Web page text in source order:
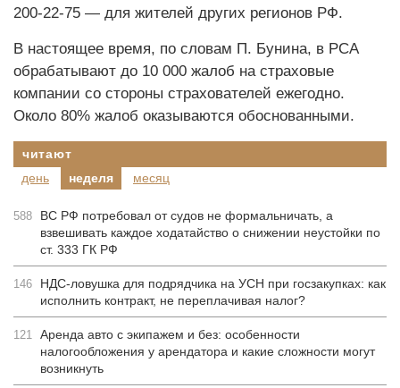
200-22-75 — для жителей других регионов РФ.
В настоящее время, по словам П. Бунина, в РСА
обрабатывают до 10 000 жалоб на страховые
компании со стороны страхователей ежегодно.
Около 80% жалоб оказываются обоснованными.
читают
день
неделя месяц
588
ВС РФ потребовал от судов не формальничать, а
взвешивать каждое ходатайство о снижении неустойки по
ст. 333 ГК РФ
146
НДС-ловушка для подрядчика на УСН при госзакупках: как
исполнить контракт, не переплачивая налог?
121 Аренда авто с экипажем и без: особенности
налогообложения у арендатора и какие сложности могут
возникнуть